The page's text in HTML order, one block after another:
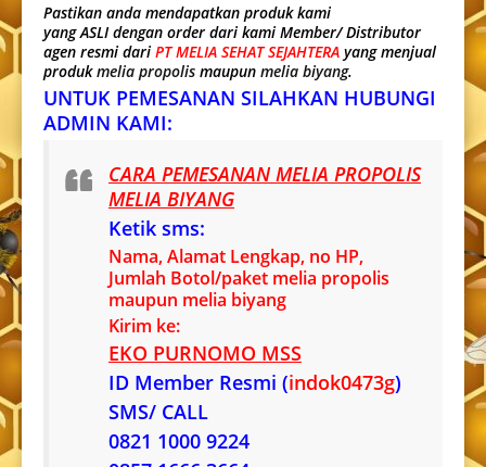
Pastikan anda mendapatkan produk kami
yang ASLI dengan order dari kami Member/ Distributor
agen resmi dari PT MELIA SEHAT SEJAHTERA yang menjual
produkmelia propolis maupun melia biyang.
UNTUK PEMESANAN SILAHKAN HUBUNGI
ADMIN KAMI:
CARA PEMESANAN MELIA PROPOLIS
MELIA BIYANG
Ketik sms:
Nama, Alamat Lengkap, no HP,
Jumlah Botol/paket melia propolis
maupun melia biyang
Kirim ke:
EKO PURNOMO MSS
ID Member Resmi (indok0473g)
SMS/ CALL
0821 1000 9224